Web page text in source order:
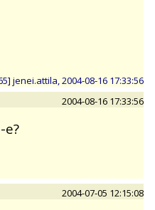
jenei.attila, 2004-08-16 17:33:56
2004-08-16 17:33:56
e?
2004-07-05 12:15:08